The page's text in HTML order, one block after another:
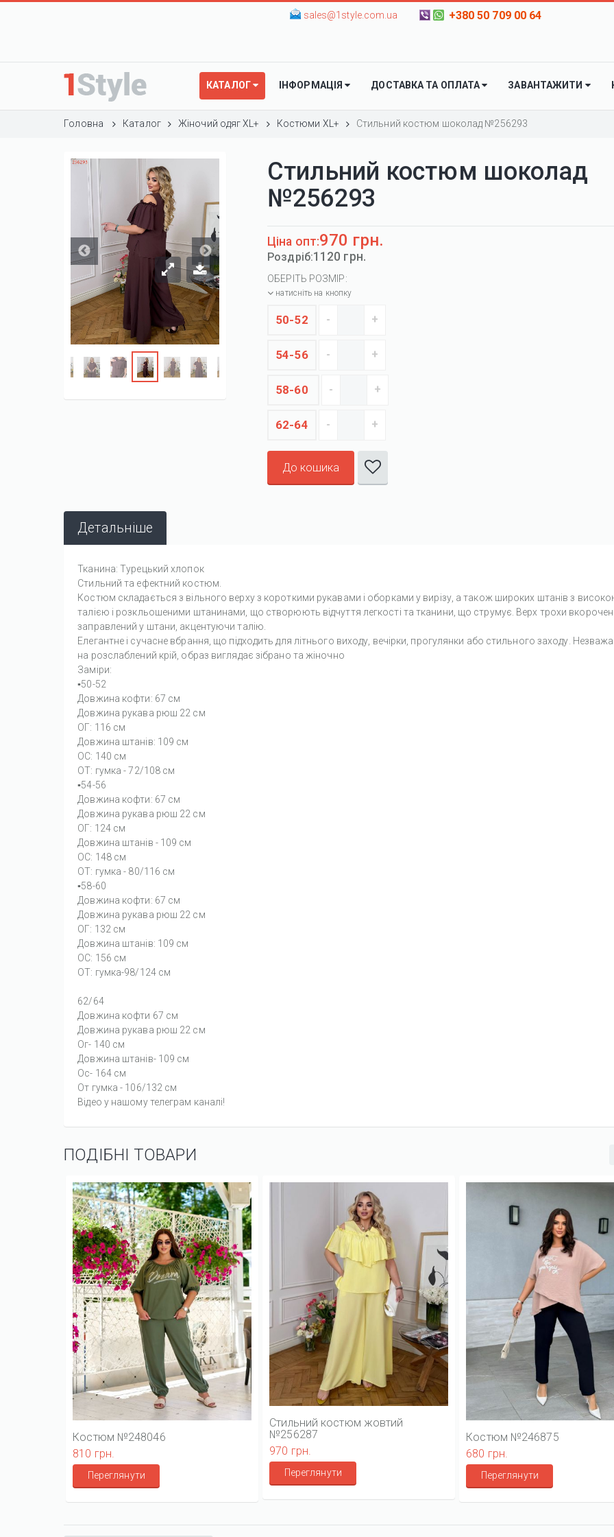
sales@1style.com.ua +380 50 709 00 64
КАТАЛОГ ІНФОРМАЦІЯ ДОСТАВКА ТА ОПЛАТА ЗАВАНТАЖИТИ
Головна Каталог Жіночий одяг XL+ Костюми XL+ Стильний костюм шоколад №256293
Стильний костюм шоколад
№256293
Ціна опт:970 грн.
Роздріб:1120 грн.
ОБЕРІТЬ РОЗМІР:
натисніть на кнопку
50-52
54-56
58-60
62-64
До кошика
Детальніше
Тканина: Турецький хлопок
Стильний та ефектний костюм.
Костюм складається з вільного верху з короткими рукавами і оборками у вирізу, а також широких штанів з
талією і розкльошеними штанинами, що створюють відчуття легкості та тканини, що струмує. Верх трохи
заправлений у штани, акцентуючи талію.
Елегантне і сучасне вбрання, що підходить для літнього виходу, вечірки, прогулянки або стильного заходу.
на розслаблений крій, образ виглядає зібрано та жіночно
Заміри:
▪️50-52
Довжина кофти: 67 см
Довжина рукава рюш 22 см
ОГ: 116 см
Довжина штанів: 109 см
ОС: 140 см
ОТ: гумка - 72/108 см
▪️54-56
Довжина кофти: 67 см
Довжина рукава рюш 22 см
ОГ: 124 см
Довжина штанів - 109 см
ОС: 148 см
ОТ: гумка - 80/116 см
▪️58-60
Довжина кофти: 67 см
Довжина рукава рюш 22 см
ОГ: 132 см
Довжина штанів: 109 см
ОС: 156 см
ОТ: гумка-98/124 см
62/64
Довжина кофти 67 см
Довжина рукава рюш 22 см
Ог- 140 см
Довжина штанів- 109 см
Ос- 164 см
От гумка - 106/132 см
Відео у нашому телеграм каналі!
ПОДІБНІ ТОВАРИ
Костюм №248046
810 грн.
Переглянути
Стильний костюм жовтий
№256287
970 грн.
Переглянути
Костюм №246875
680 грн.
Переглянути